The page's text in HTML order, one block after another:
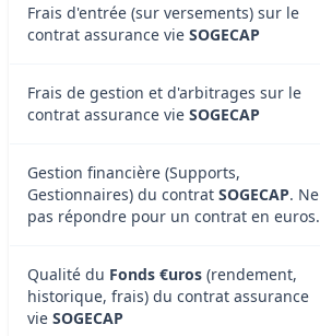
Frais d'entrée (sur versements) sur le
contrat assurance vie SOGECAP
Frais de gestion et d'arbitrages sur le
contrat assurance vie SOGECAP
Gestion financière (Supports,
Gestionnaires) du contrat SOGECAP. Ne
pas répondre pour un contrat en euros.
Qualité du Fonds €uros (rendement,
historique, frais) du contrat assurance
vie SOGECAP